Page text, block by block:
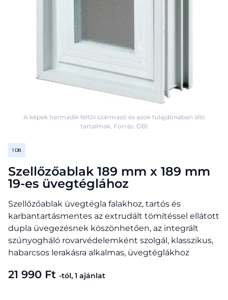
1 DB
Szellőzőablak 189 mm x 189 mm
19-es üvegtéglához
Szellőzőablak üvegtégla falakhoz, tartós és
karbantartásmentes az extrudált tömítéssel ellátott
dupla üvegezésnek köszönhetően, az integrált
szúnyogháló rovarvédelemként szolgál, klasszikus,
habarcsos lerakásra alkalmas, üvegtéglákhoz
21 990 Ft -tól, 1 ajánlat
A képek harmadik féltől származó és azok tulajdonában álló
tartalmak. Forrás: OBI